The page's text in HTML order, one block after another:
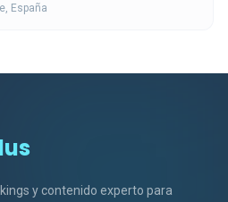
España
y contenido experto para